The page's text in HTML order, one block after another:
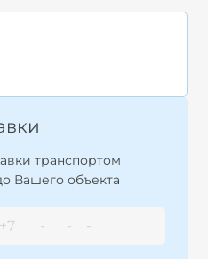
транспортом
Вашего объекта